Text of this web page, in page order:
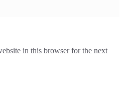
in this browser for the next